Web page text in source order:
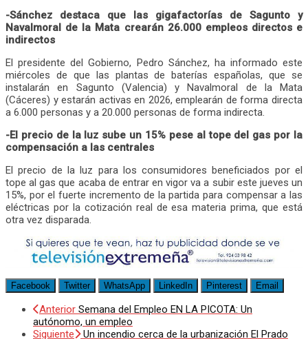
-Sánchez destaca que las gigafactorías de Sagunto y
Navalmoral de la Mata crearán 26.000 empleos directos e
indirectos
El presidente del Gobierno, Pedro Sánchez, ha informado este
miércoles de que las plantas de baterías españolas, que se
instalarán en Sagunto (Valencia) y Navalmoral de la Mata
(Cáceres) y estarán activas en 2026, emplearán de forma directa
a 6.000 personas y a 20.000 personas de forma indirecta.
-El precio de la luz sube un 15% pese al tope del gas por la
compensación a las centrales
El precio de la luz para los consumidores beneficiados por el
tope al gas que acaba de entrar en vigor va a subir este jueves un
15%, por el fuerte incremento de la partida para compensar a las
eléctricas por la cotización real de esa materia prima, que está
otra vez disparada.
Facebook Twitter WhatsApp LinkedIn Pinterest Email
Anterior Semana del Empleo EN LA PICOTA: Un
autónomo, un empleo
Siguiente
Un incendio cerca de la urbanización El Prado